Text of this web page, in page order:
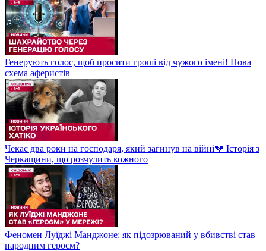
Генерують голос, щоб просити гроші від чужого імені! Нова
схема аферистів
Чекає два роки на господаря, який загинув на війні💔 Історія з
Черкащини, що розчулить кожного
Феномен Луїджі Манджоне: як підозрюваний у вбивстві став
народним героєм?